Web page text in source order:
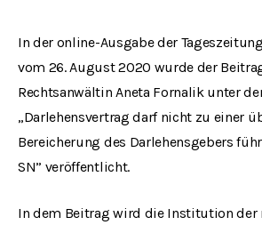
In der online-Ausgabe der
vom 26. August 2020 wurde der
Rechtsanwältin Aneta Fornalik unter
„Darlehensvertrag darf nicht zu einer
Bereicherung des Darlehensgebers
SN” veröffentlicht.
In dem Beitrag wird die Institution der